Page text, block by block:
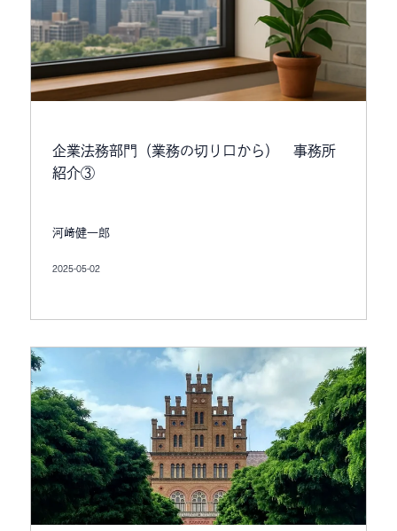
企業法務部門（業務の切り口から） 事務所
紹介③
河﨑健一郎
2025-05-02